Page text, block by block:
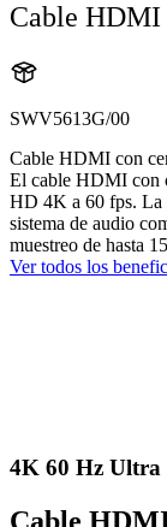
Cable HDMI
SWV5613G/00
Cable HDMI con
El cable HDMI con
HD 4K a 60 fps. La
sistema de audio
muestreo de hasta
Ver todos los
4K 60 Hz Ultra